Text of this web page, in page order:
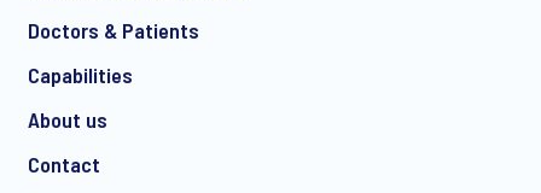
Doctors & Patients
Capabilities
About us
Contact